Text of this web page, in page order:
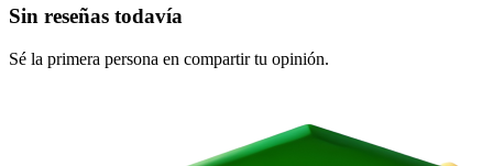
Sin reseñas todavía
Sé la primera persona en compartir tu opinión.